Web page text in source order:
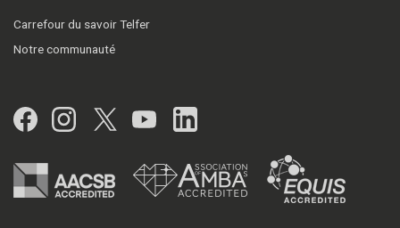
Carrefour du savoir Telfer
Notre communauté
Facebook
Instagram
Twitter
YouTubeLinkedIn